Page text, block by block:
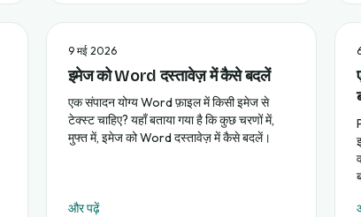
9 मई 2026
इमेज को Word दस्तावेज़ में कैसे बदलें
एक संपादन योग्य Word फ़ाइल में किसी इमेज से
टेक्स्ट चाहिए? यहाँ बताया गया है कि कुछ चरणों में,
मुफ्त में, इमेज को Word दस्तावेज़ में कैसे बदलें।
और पढ़ें